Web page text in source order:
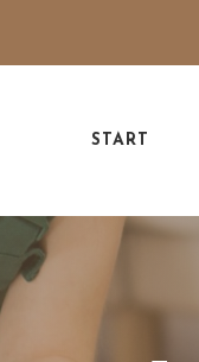
START